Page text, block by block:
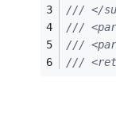
/// </
///
///
///